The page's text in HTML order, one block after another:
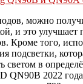
можно
и это улучшает
Кроме того,
подсветки,
светом в
QN90B 2022